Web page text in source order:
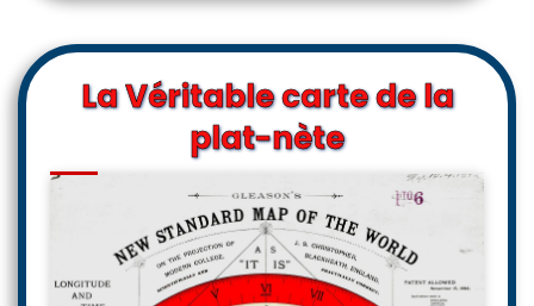
La Véritable carte de la
plat-nète